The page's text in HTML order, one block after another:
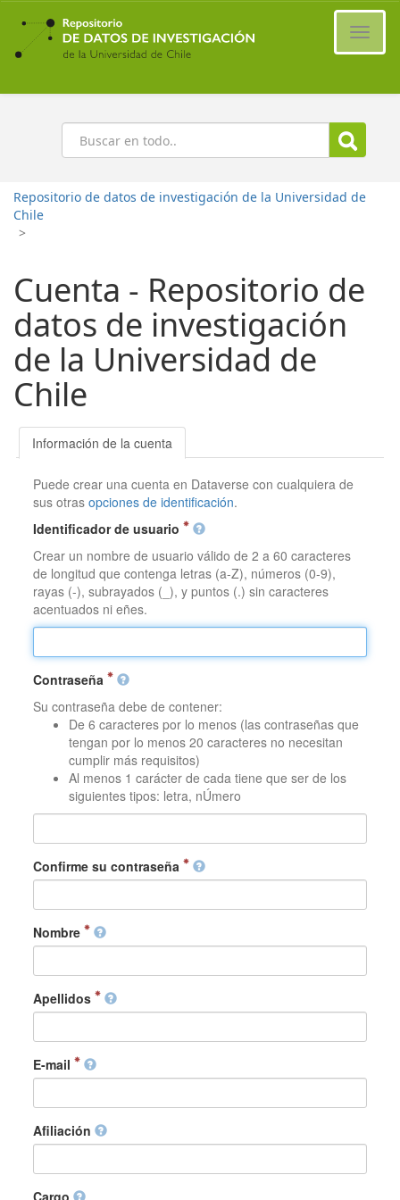
Ir
contenido
principal
Buscar
Repositorio de datos de investigación de la Universidad de
Chile
>
Cuenta - Repositorio de
datos de investigación
de la Universidad de
Chile
Información de la cuenta
Puede crear una cuenta en Dataverse con cualquiera de
sus otrasopciones de identificación.
Identificador de usuario
Crear un nombre de usuario válido de 2 a 60 caracteres
de longitud que contenga letras (a-Z), números (0-9),
rayas (-), subrayados (_), y puntos (.) sin caracteres
acentuados ni eñes.
Contraseña
Su contraseña debe de contener:
De 6 caracteres por lo menos (las contraseñas que
tengan por lo menos 20 caracteres no necesitan
cumplir más requisitos)
Al menos 1 carácter de cada tiene que ser de los
siguientes tipos: letra, nÚmero
Confirme su contraseña
Nombre
Apellidos
E-mail
Afiliación
Cargo